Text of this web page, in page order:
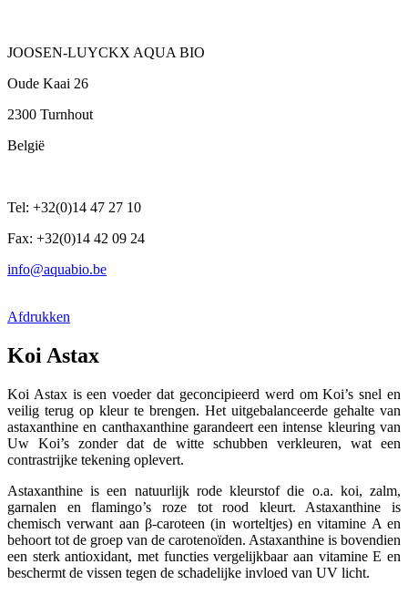
JOOSEN-LUYCKX AQUA BIO
Oude Kaai 26
2300 Turnhout
België
Tel: +32(0)14 47 27 10
Fax: +32(0)14 42 09 24
info@aquabio.be
Afdrukken
Koi Astax
Koi Astax is een voeder dat geconcipieerd werd om Koi’s snel en
veilig terug op kleur te brengen. Het uitgebalanceerde gehalte van
astaxanthine en canthaxanthine garandeert een intense kleuring van
Uw Koi’s zonder dat de witte schubben verkleuren, wat een
contrastrijke tekening oplevert.
Astaxanthine is een natuurlijk rode kleurstof die o.a. koi, zalm,
garnalen en flamingo’s roze tot rood kleurt. Astaxanthine is
chemisch verwant aan β-caroteen (in worteltjes) en vitamine A en
behoort tot de groep van de carotenoïden. Astaxanthine is bovendien
een sterk antioxidant, met functies vergelijkbaar aan vitamine E en
beschermt de vissen tegen de schadelijke invloed van UV licht.